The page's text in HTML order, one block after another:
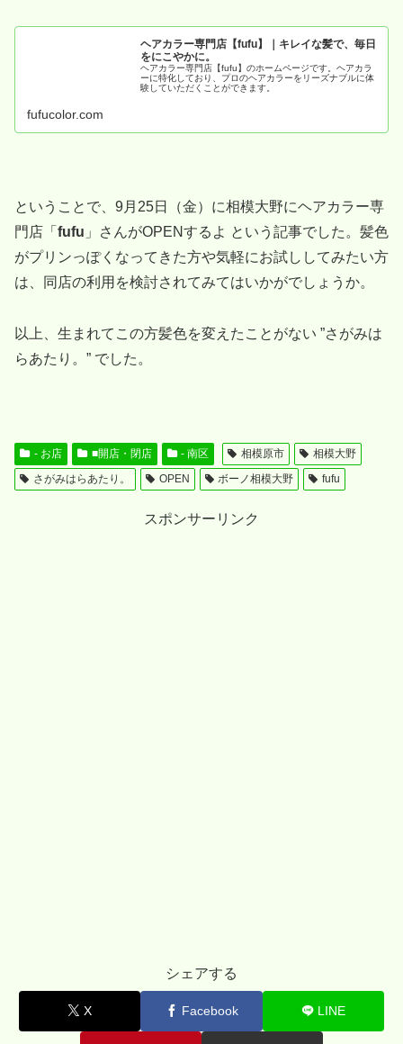
ヘアカラー専門店【fufu】｜キレイな髪で、毎日
をにこやかに。
ヘアカラー専門店【fufu】のホームページです。ヘアカラ
ーに特化しており、プロのヘアカラーをリーズナブルに体
験していただくことができます。
fufucolor.com
ということで、9月25日（金）に相模大野にヘアカラー専
門店「 fufu 」さんがOPENするよ という記事でした。髪色
がプリンっぽくなってきた方や気軽にお試ししてみたい方
は、同店の利用を検討されてみてはいかがでしょうか。
以上、生まれてこの方髪色を変えたことがない ”さがみは
らあたり。” でした。
- お店 ■開店・閉店 - 南区 相模原市
相模大野
さがみはらあたり。
OPEN ボーノ相模大野 fufu
スポンサーリンク
シェアする
X Facebook LINE